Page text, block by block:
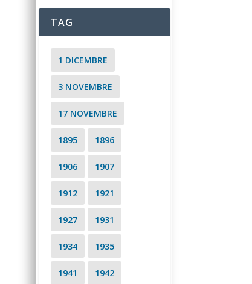
TAG
1 DICEMBRE
3 NOVEMBRE
17 NOVEMBRE
1895 1896
1906 1907
1912 1921
1927 1931
1934 1935
1941 1942